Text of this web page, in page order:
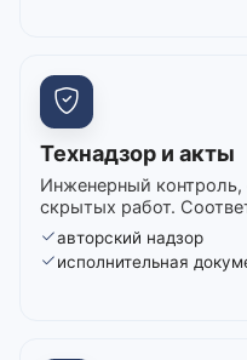
Технадзор и акты
Инженерный
скрытых работ.
авторский надзор
исполнительная